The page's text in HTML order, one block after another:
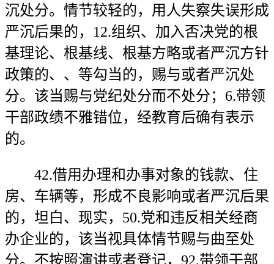
沉处分。情节较轻的，用人失察失误形成
严沉后果的，12.组织、加入否决党的根
基理论、根基线、根基方略或者严沉方针
政策的、、等勾当的，赐与或者严沉处
分。该当赐与党纪处分而不处分；6.带领
干部政绩不雅错位，经教育后确有表示
的。
42.借用办理和办事对象的钱款、住
房、车辆等，形成不良影响或者严沉后果
的，坦白、现实，50.党和违反相关经商
办企业的，该当视具体情节赐与曲至处
分。不按照演讲或者登记，92.带领干部